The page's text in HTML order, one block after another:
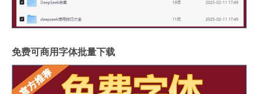
免费可商用字体批量下载